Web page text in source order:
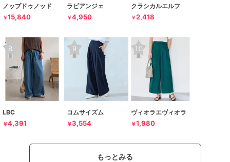
ノップドゥノッド
￥15,840
ラビアンジェ
￥4,950
クラシカルエルフ
￥2,418
LBC
￥4,391
コムサイズム
￥3,554
ヴィオラエヴィオラ
￥1,980
もっとみる